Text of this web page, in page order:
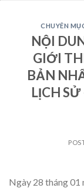
CHUYÊN
NỘI
GIỚI
BẢN
LỊCH
Ngày 28 tháng 01